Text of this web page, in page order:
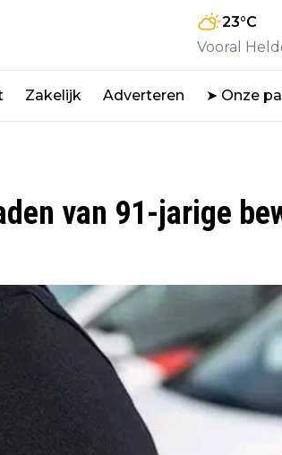
23°C
Vooral
Zakelijk Adverteren ➤ Onze
van 91-jarige